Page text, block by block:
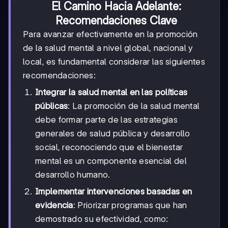
El Camino Hacia Adelante:
Recomendaciones Clave
Para avanzar efectivamente en la promoción
de la salud mental a nivel global, nacional y
local, es fundamental considerar las siguientes
recomendaciones:
Integrar la salud mental en las políticas
públicas: La promoción de la salud mental
debe formar parte de las estrategias
generales de salud pública y desarrollo
social, reconociendo que el bienestar
mental es un componente esencial del
desarrollo humano.
Implementar intervenciones basadas en
evidencia: Priorizar programas que han
demostrado su efectividad, como: